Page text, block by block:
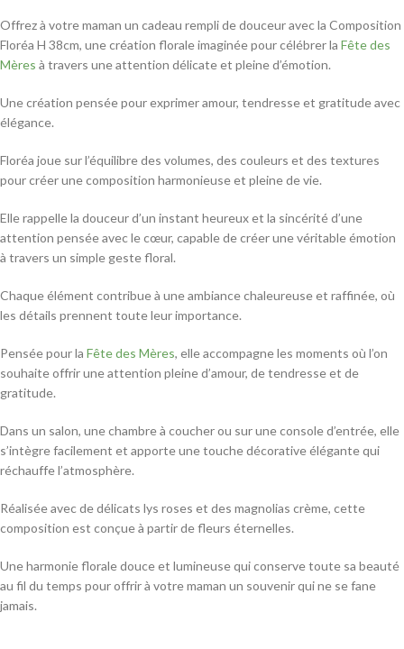
Offrez à votre maman un cadeau rempli de douceur avec la Composition
Floréa H 38cm, une création florale imaginée pour célébrer la Fête des
Mères à travers une attention délicate et pleine d’émotion.
Une création pensée pour exprimer amour, tendresse et gratitude avec
élégance.
Floréa joue sur l’équilibre des volumes, des couleurs et des textures
pour créer une composition harmonieuse et pleine de vie.
Elle rappelle la douceur d’un instant heureux et la sincérité d’une
attention pensée avec le cœur, capable de créer une véritable émotion
à travers un simple geste floral.
Chaque élément contribue à une ambiance chaleureuse et raffinée, où
les détails prennent toute leur importance.
Pensée pour la Fête des Mères, elle accompagne les moments où l’on
souhaite offrir une attention pleine d’amour, de tendresse et de
gratitude.
Dans un salon, une chambre à coucher ou sur une console d’entrée, elle
s’intègre facilement et apporte une touche décorative élégante qui
réchauffe l’atmosphère.
Réalisée avec de délicats lys roses et des magnolias crème, cette
composition est conçue à partir de fleurs éternelles.
Une harmonie florale douce et lumineuse qui conserve toute sa beauté
au fil du temps pour offrir à votre maman un souvenir qui ne se fane
jamais.